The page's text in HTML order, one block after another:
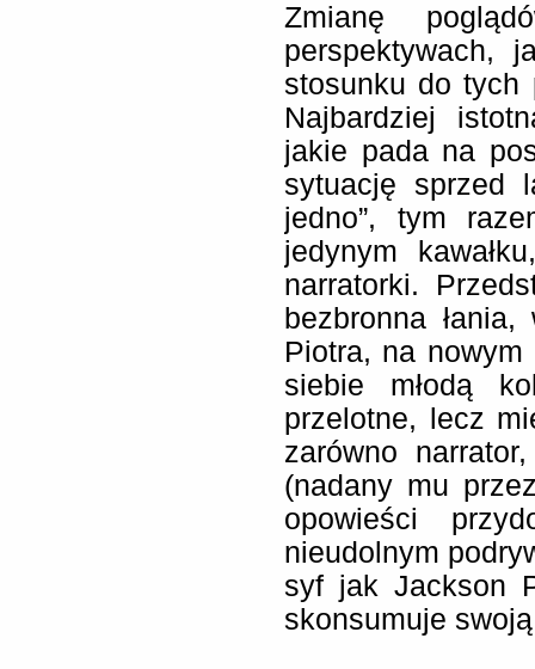
Zmianę
perspektywach,
stosunku do tych
Najbardziej
jakie pada na
sytuację sprzed
jedno”, tym
jedynym
narratorki.
bezbronna
Piotra, na
siebie młodą
przelotne, lecz
zarówno
(nadany mu
opowieści
nieudolnym
syf jak Jackson
skonsumuje